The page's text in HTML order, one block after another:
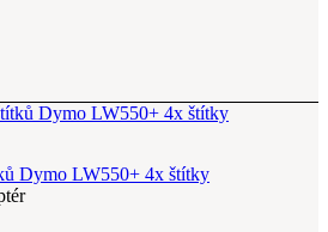
Dymo LW550+ 4x štítky